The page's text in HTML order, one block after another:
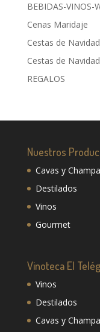
BEBIDAS-VINOS-
Cenas Maridaje
Cestas de Navidad
Cestas de
REGALOS
Nuestros
Cavas y
Destilados
Vinos
Gourmet
Vinoteca El
Vinos
Destilados
Cavas y